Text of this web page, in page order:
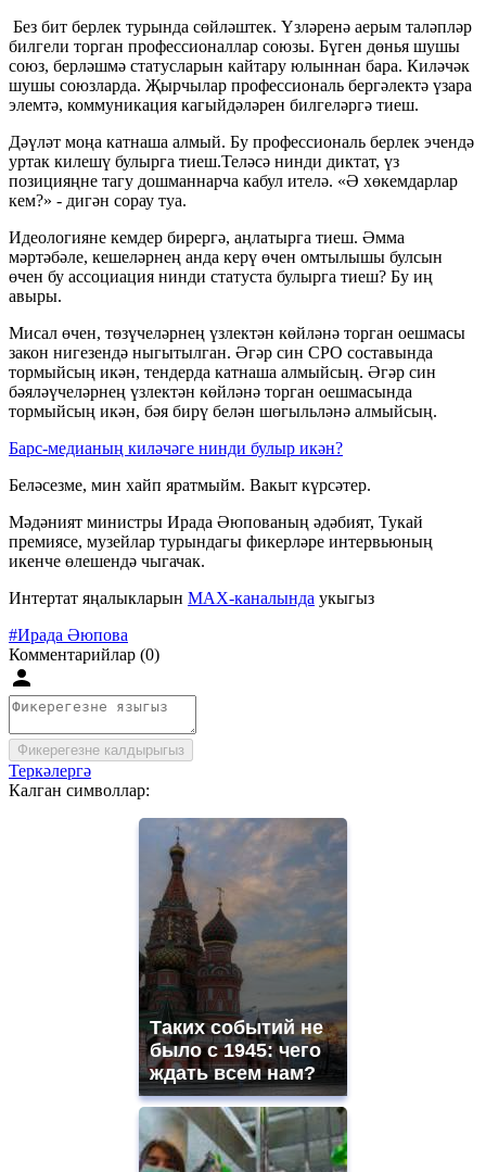
Без бит берлек турында сөйләштек. Үзләренә аерым таләпләр
билгели торган профессионаллар союзы. Бүген дөнья шушы
союз, берләшмә статусларын кайтару юлыннан бара. Киләчәк
шушы союзларда. Җырчылар профессиональ бергәлектә үзара
элемтә, коммуникация кагыйдәләрен билгеләргә тиеш.
Дәүләт моңа катнаша алмый. Бу профессиональ берлек эчендә
уртак килешү булырга тиеш.Теләсә нинди диктат, үз
позицияңне тагу дошманнарча кабул ителә. «Ә хөкемдарлар
кем?» - дигән сорау туа.
Идеологияне кемдер бирергә, аңлатырга тиеш. Әмма
мәртәбәле, кешеләрнең анда керү өчен омтылышы булсын
өчен бу ассоциация нинди статуста булырга тиеш? Бу иң
авыры.
Мисал өчен, төзүчеләрнең үзлектән көйләнә торган оешмасы
закон нигезендә ныгытылган. Әгәр син СРО составында
тормыйсың икән, тендерда катнаша алмыйсың. Әгәр син
бәяләүчеләрнең үзлектән көйләнә торган оешмасында
тормыйсың икән, бәя бирү белән шөгыльләнә алмыйсың.
Барс-медианың киләчәге нинди булыр икән?
Беләсезме, мин хайп яратмыйм. Вакыт күрсәтер.
Мәдәният министры Ирада Әюпованың әдәбият, Тукай
премиясе, музейлар турындагы фикерләре интервьюның
икенче өлешендә чыгачак.
Интертат яңалыкларын MAX-каналында укыгыз
#Ирада Әюпова
Комментарийлар (0)
Фикерегезне калдырыгыз
Теркәлергә
Калган символлар:
Таких событий не
было с 1945: чего
ждать всем нам?